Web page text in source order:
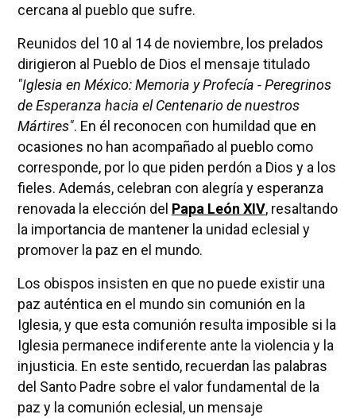
cercana al pueblo que sufre.
Reunidos del 10 al 14 de noviembre, los prelados
dirigieron al Pueblo de Dios el mensaje titulado
"Iglesia en México: Memoria y Profecía - Peregrinos
de Esperanza hacia el Centenario de nuestros
Mártires". En él reconocen con humildad que en
ocasiones no han acompañado al pueblo como
corresponde, por lo que piden perdón a Dios y a los
fieles. Además, celebran con alegría y esperanza
renovada la elección del Papa León XIV, resaltando
la importancia de mantener la unidad eclesial y
promover la paz en el mundo.
Los obispos insisten en que no puede existir una
paz auténtica en el mundo sin comunión en la
Iglesia, y que esta comunión resulta imposible si la
Iglesia permanece indiferente ante la violencia y la
injusticia. En este sentido, recuerdan las palabras
del Santo Padre sobre el valor fundamental de la
paz y la comunión eclesial, un mensaje